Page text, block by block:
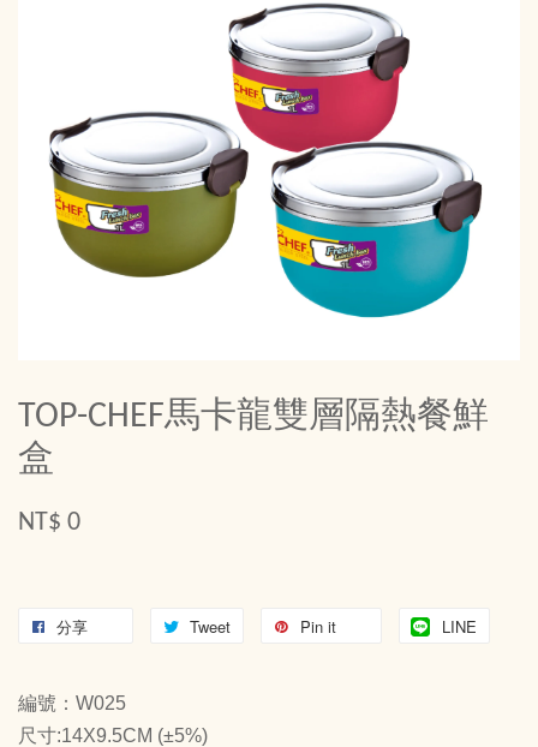
TOP-CHEF馬卡龍雙層隔熱餐鮮
盒
NT$ 0
分享 Tweet Pin it LINE
編號：W025
尺寸:14X9.5CM (±5%)